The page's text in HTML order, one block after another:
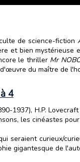
de science-fiction
et bien mystérieuse
le thriller Mr
du maître de
4
1937), H.P.
les cinéastes
seraient curieux/
gigantesque de